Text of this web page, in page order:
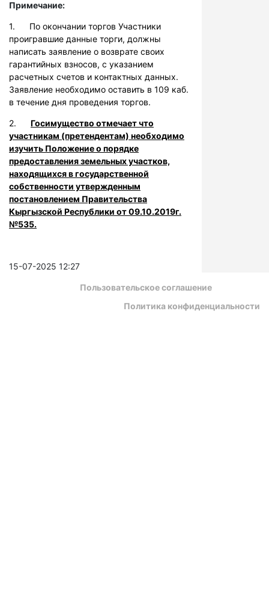
Примечание:
1. По окончании торгов Участники
проигравшие данные торги, должны
написать заявление о возврате своих
гарантийных взносов, с указанием
расчетных счетов и контактных данных.
Заявление необходимо оставить в 109 каб.
в течение дня проведения торгов.
2. Госимущество отмечает что
участникам (претендентам) необходимо
изучить Положение о порядке
предоставления земельных участков,
находящихся в государственной
собственности утвержденным
постановлением Правительства
Кыргызской Республики от 09.10.2019г.
№535.
15-07-2025 12:27
Пользовательское соглашение
Политика конфиденциальности